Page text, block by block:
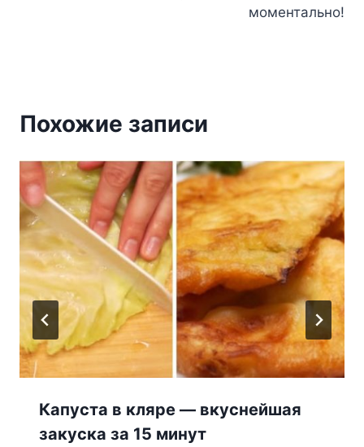
моментально!
Похожие записи
Капуста в кляре — вкуснейшая
закуска за 15 минут